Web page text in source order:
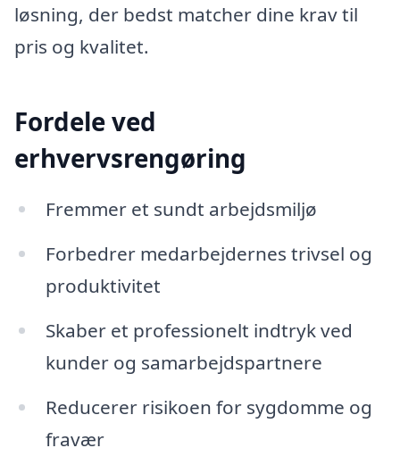
løsning, der bedst matcher dine krav til
pris og kvalitet.
Fordele ved
erhvervsrengøring
Fremmer et sundt arbejdsmiljø
Forbedrer medarbejdernes trivsel og
produktivitet
Skaber et professionelt indtryk ved
kunder og samarbejdspartnere
Reducerer risikoen for sygdomme og
fravær